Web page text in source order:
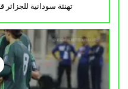
تهنئة سودانية